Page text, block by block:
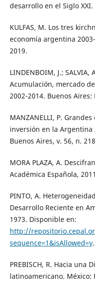
desarrollo en el Siglo XXI.
KULFAS, M. Los tres
economía argentina
2019.
LINDENBOIM, J.;
Acumulación, mercado
2002-2014. Buenos Aires:
MANZANELLI, P.
inversión en la Argentina
Buenos Aires, v. 56, n.
MORA PLAZA, A.
Académica Española,
PINTO, A.
Desarrollo Reciente en
1973. Disponible en:
http://
sequence=1&isAllowed=y
PREBISCH, R. Hacia una
latinoamericano. México: